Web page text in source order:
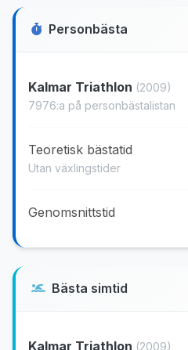
Personbästa
Kalmar Triathlon (2009)
7976:a på personbästalistan
Teoretisk bästatid
Utan växlingstider
Genomsnittstid
Bästa simtid
Kalmar Triathlon (2009)